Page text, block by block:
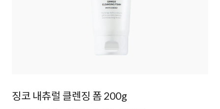
징코 내츄럴 클렌징 폼 200g